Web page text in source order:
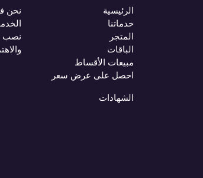
الرئيسية
خدماتنا
المتجر
الباقات
مبيعات الأقساط
احصل على عرض سعر
الشهادات
نحن
نصب